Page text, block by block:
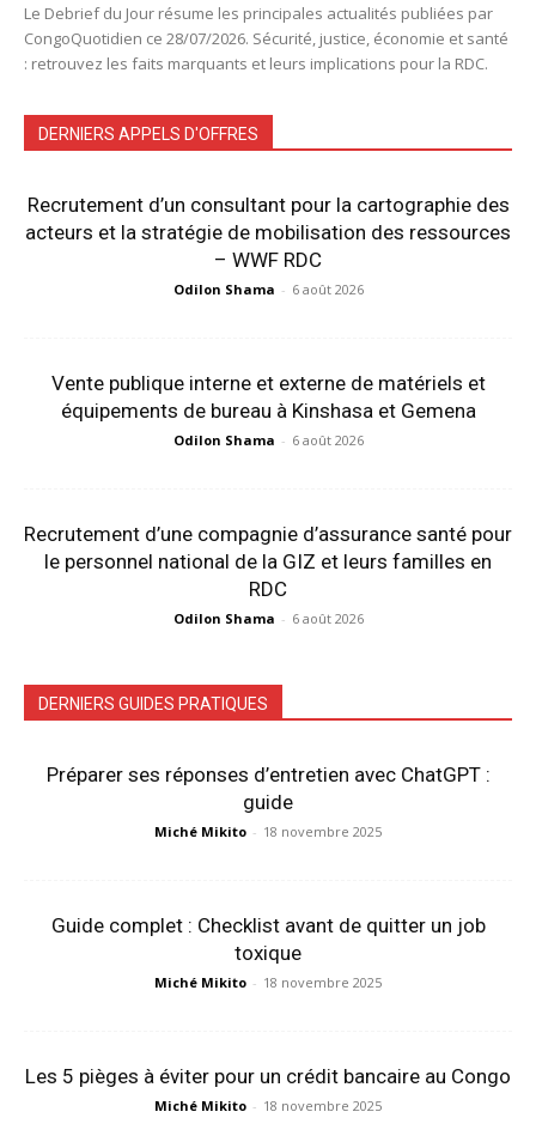
Le Debrief du Jour résume les principales actualités publiées par
CongoQuotidien ce 28/07/2026. Sécurité, justice, économie et santé
: retrouvez les faits marquants et leurs implications pour la RDC.
DERNIERS APPELS D'OFFRES
Recrutement d’un consultant pour la cartographie des
acteurs et la stratégie de mobilisation des ressources
– WWF RDC
Odilon Shama - 6 août 2026
Vente publique interne et externe de matériels et
équipements de bureau à Kinshasa et Gemena
Odilon Shama - 6 août 2026
Recrutement d’une compagnie d’assurance santé pour
le personnel national de la GIZ et leurs familles en
RDC
Odilon Shama - 6 août 2026
DERNIERS GUIDES PRATIQUES
Préparer ses réponses d’entretien avec ChatGPT :
guide
Miché Mikito - 18 novembre 2025
Guide complet : Checklist avant de quitter un job
toxique
Miché Mikito - 18 novembre 2025
Les 5 pièges à éviter pour un crédit bancaire au Congo
Miché Mikito - 18 novembre 2025